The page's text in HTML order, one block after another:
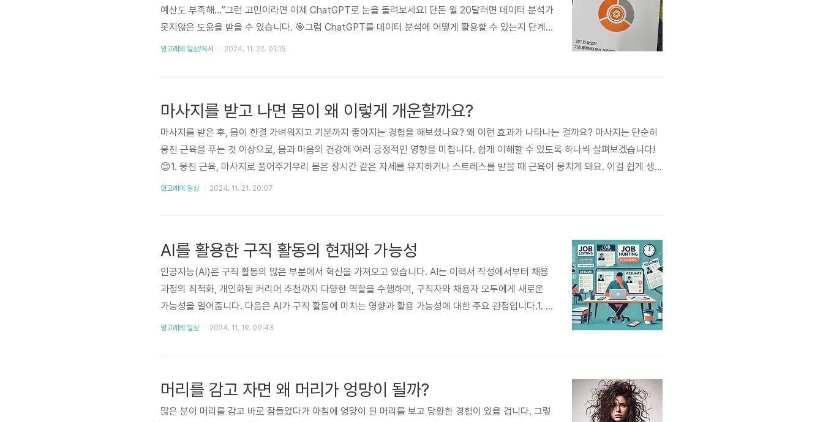
예산도 부족해…”그런 고민이라면 이제 ChatGPT로 눈을 돌려보세요! 단돈 월 20달러면 데이터 분석가
못지않은 도움을 받을 수 있습니다. 🎯그럼 ChatGPT를 데이터 분석에 어떻게 활용할 수 있는지 단계
별로 살펴볼까요?1️⃣ 데이터 정리도 뚝딱!ChatGPT는 단순한 텍스트 생성만 잘하는 게 아닙니다. 엑셀
잉고래의 일상/독서 2024. 11. 22. 01:15
마사지를 받고 나면 몸이 왜 이렇게 개운할까요?
마사지를 받은 후, 몸이 한결 가벼워지고 기분까지 좋아지는 경험을 해보셨나요? 왜 이런 효과가 나타나는 걸까요? 마사지는 단순히
뭉친 근육을 푸는 것 이상으로, 몸과 마음의 건강에 여러 긍정적인 영향을 미칩니다. 쉽게 이해할 수 있도록 하나씩 살펴보겠습니다!
😊1. 뭉친 근육, 마사지로 풀어주기우리 몸은 장시간 같은 자세를 유지하거나 스트레스를 받을 때 근육이 뭉치게 돼요. 이걸 쉽게 생
각하면, 쌓인 고무줄이 팽팽해진 상태라고 볼 수 있습니다.마사지는 이런 근육을 풀어주어, 고무줄을 다시 느슨하게 만들어주는 역할
잉고래의 일상 2024. 11. 21. 20:07
AI를 활용한 구직 활동의 현재와 가능성
인공지능(AI)은 구직 활동의 많은 부분에서 혁신을 가져오고 있습니다. AI는 이력서 작성에서부터 채용
과정의 최적화, 개인화된 커리어 추천까지 다양한 역할을 수행하며, 구직자와 채용자 모두에게 새로운
가능성을 열어줍니다. 다음은 AI가 구직 활동에 미치는 영향과 활용 가능성에 대한 주요 관점입니다.1. A
I 기반 이력서 분석 및 작성 도구AI는 구직자의 이력서를 자동으로 분석하고 최적화된 문구와 형식을 추
잉고래의 일상 2024. 11. 19. 09:43
머리를 감고 자면 왜 머리가 엉망이 될까?
많은 분이 머리를 감고 바로 잠들었다가 아침에 엉망이 된 머리를 보고 당황한 경험이 있을 겁니다. 그렇